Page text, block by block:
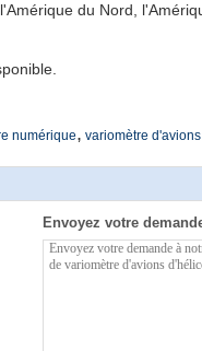
du Nord,
numérique, variomètre d'avions
Envoyez votre